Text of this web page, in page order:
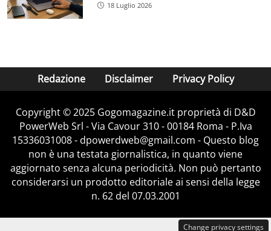
18 Luglio 2026
Redazione Disclaimer Privacy Policy
Copyright © 2025 Gogomagazine.it proprietà di D&D
PowerWeb Srl - Via Cavour 310 - 00184 Roma - P.Iva
15336031008 - dpowerdweb@gmail.com - Questo blog
non è una testata giornalistica, in quanto viene
aggiornato senza alcuna periodicità. Non può pertanto
considerarsi un prodotto editoriale ai sensi della legge
n. 62 del 07.03.2001
Change privacy settings